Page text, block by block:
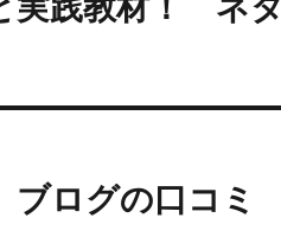
ログの口コミ